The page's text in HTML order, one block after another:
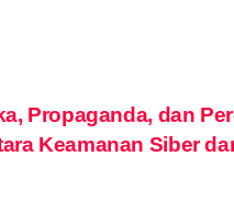
Propaganda, dan
Keamanan Siber